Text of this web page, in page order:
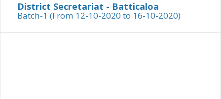
District Secretariat - Batticaloa
Batch-1 (From 12-10-2020 to 16-10-2020)